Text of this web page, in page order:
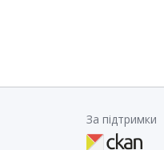
За підтримки